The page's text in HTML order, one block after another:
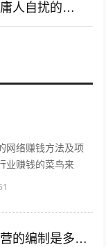
庸人自扰的意思(世间多纷扰,何必庸人自扰的意思)
网络赚钱方法及项
业赚钱的菜鸟来
、打码、挂机、时
一个营的编制是多少人(国民党一个营的编制是多少人)